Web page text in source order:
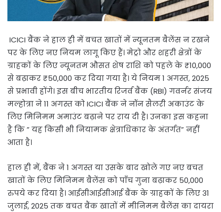
ICICI बैंक ने हाल ही में बचत खातों में न्यूनतम बैलेंस न रखने
पर के लिए नए नियम लागू किए हैं। मेट्रो और शहरी क्षेत्रों के
ग्राहकों के लिए न्यूनतम औसत शेष राशि को पहले के ₹10,000
से बढ़ाकर ₹50,000 कर दिया गया है। ये नियम 1 अगस्त, 2025
से प्रभावी होंगे। इस बीच भारतीय रिजर्व बैंक (RBI) गवर्नर संजय
मल्होत्रा ने 11 अगस्त को ICICI बैंक ने नॉन सैलरी अकाउंट के
लिए मिनिमम अमाउंट बढ़ाने पर राय दी है। उनका इस कहना
है कि ” यह किसी भी नियामक क्षेत्राधिकार के अंतर्गत” नहीं
आता है।
हाल ही में, बैंक ने 1 अगस्त या उसके बाद खोले गए नए बचत
खातों के लिए मिनिमम बैलेंस को पाँच गुना बढ़ाकर 50,000
रुपये कर दिया है। आईसीआईसीआई बैंक के ग्राहकों के लिए 31
जुलाई, 2025 तक बचत बैंक खातों में मीनिमम बैलेंस का दायरा